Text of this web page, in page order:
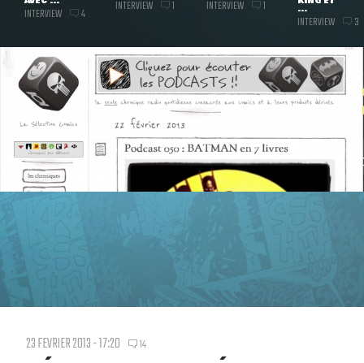
INTERVIEW 4 INTERVIEW 1 INTERVIEW 1 ...
INTERVIEW 3
23 FEVRIER 2013 - 17:20 14